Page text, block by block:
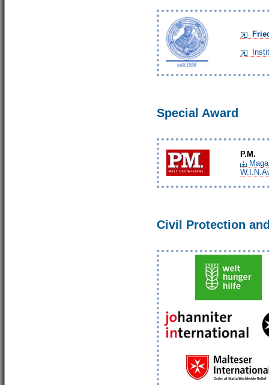
Special Award
P.M.
Civil Protection